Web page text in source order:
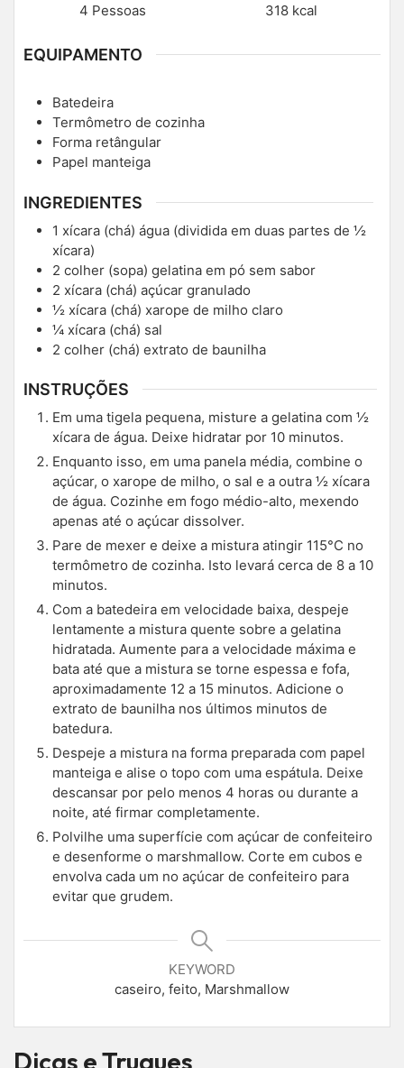
4 Pessoas
318 kcal
EQUIPAMENTO
Batedeira
Termômetro de cozinha
Forma retângular
Papel manteiga
INGREDIENTES
1 xícara (chá) água (dividida em duas partes de ½
xícara)
2 colher (sopa) gelatina em pó sem sabor
2 xícara (chá) açúcar granulado
½ xícara (chá) xarope de milho claro
¼ xícara (chá) sal
2 colher (chá) extrato de baunilha
INSTRUÇÕES
Em uma tigela pequena, misture a gelatina com ½
xícara de água. Deixe hidratar por 10 minutos.
Enquanto isso, em uma panela média, combine o
açúcar, o xarope de milho, o sal e a outra ½ xícara
de água. Cozinhe em fogo médio-alto, mexendo
apenas até o açúcar dissolver.
Pare de mexer e deixe a mistura atingir 115°C no
termômetro de cozinha. Isto levará cerca de 8 a 10
minutos.
Com a batedeira em velocidade baixa, despeje
lentamente a mistura quente sobre a gelatina
hidratada. Aumente para a velocidade máxima e
bata até que a mistura se torne espessa e fofa,
aproximadamente 12 a 15 minutos. Adicione o
extrato de baunilha nos últimos minutos de
batedura.
Despeje a mistura na forma preparada com papel
manteiga e alise o topo com uma espátula. Deixe
descansar por pelo menos 4 horas ou durante a
noite, até firmar completamente.
Polvilhe uma superfície com açúcar de confeiteiro
e desenforme o marshmallow. Corte em cubos e
envolva cada um no açúcar de confeiteiro para
evitar que grudem.
KEYWORD
caseiro, feito, Marshmallow
Dicas e Truques